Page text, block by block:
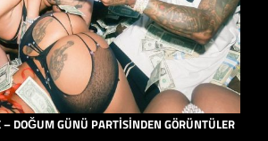
– DOĞUM GÜNÜ PARTİSİNDEN GÖRÜNTÜLER